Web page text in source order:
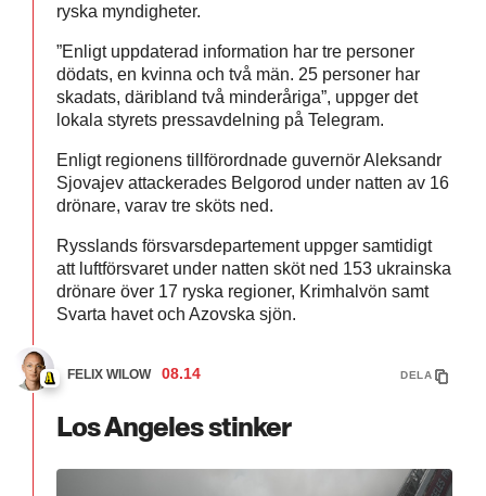
ryska myndigheter.
”Enligt uppdaterad information har tre personer
dödats, en kvinna och två män. 25 personer har
skadats, däribland två minderåriga”, uppger det
lokala styrets pressavdelning på Telegram.
Enligt regionens tillförordnade guvernör Aleksandr
Sjovajev attackerades Belgorod under natten av 16
drönare, varav tre sköts ned.
Rysslands försvarsdepartement uppger samtidigt
att luftförsvaret under natten sköt ned 153 ukrainska
drönare över 17 ryska regioner, Krimhalvön samt
Svarta havet och Azovska sjön.
FELIX WILOW 08.14 DELA
Los Angeles stinker